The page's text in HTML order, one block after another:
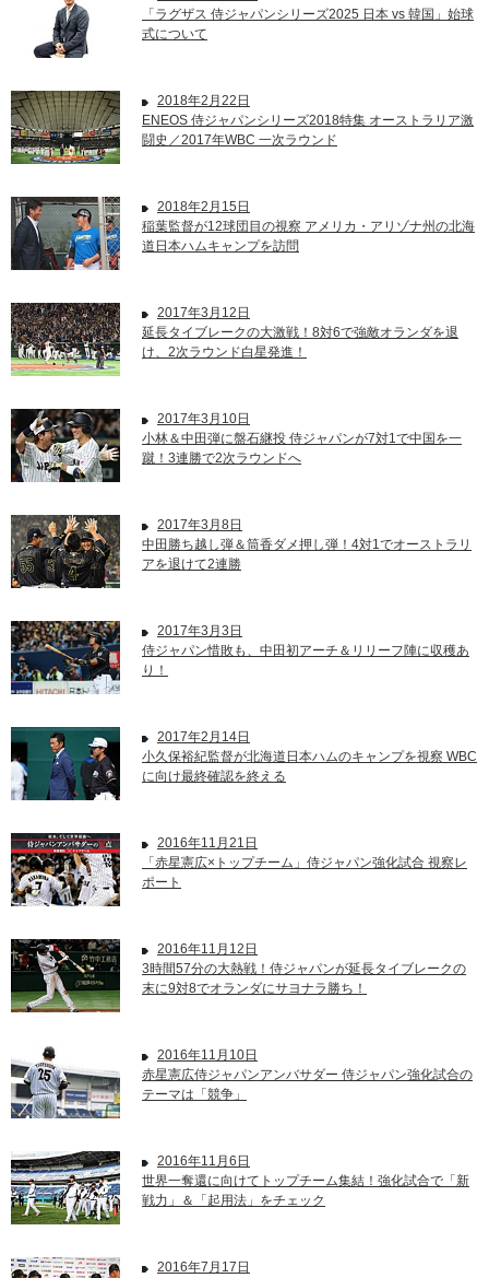
「ラグザス 侍ジャパンシリーズ2025 日本 vs 韓国」始球
式について
2018年2月22日
ENEOS 侍ジャパンシリーズ2018特集 オーストラリア激
闘史／2017年WBC 一次ラウンド
2018年2月15日
稲葉監督が12球団目の視察 アメリカ・アリゾナ州の北海
道日本ハムキャンプを訪問
2017年3月12日
延長タイブレークの大激戦！8対6で強敵オランダを退
け、2次ラウンド白星発進！
2017年3月10日
小林＆中田弾に盤石継投 侍ジャパンが7対1で中国を一
蹴！3連勝で2次ラウンドへ
2017年3月8日
中田勝ち越し弾＆筒香ダメ押し弾！4対1でオーストラリ
アを退けて2連勝
2017年3月3日
侍ジャパン惜敗も、中田初アーチ＆リリーフ陣に収穫あ
り！
2017年2月14日
小久保裕紀監督が北海道日本ハムのキャンプを視察 WBC
に向け最終確認を終える
2016年11月21日
「赤星憲広×トップチーム」侍ジャパン強化試合 視察レ
ポート
2016年11月12日
3時間57分の大熱戦！侍ジャパンが延長タイブレークの
末に9対8でオランダにサヨナラ勝ち！
2016年11月10日
赤星憲広侍ジャパンアンバサダー 侍ジャパン強化試合の
テーマは「競争」
2016年11月6日
世界一奪還に向けてトップチーム集結！強化試合で「新
戦力」＆「起用法」をチェック
2016年7月17日